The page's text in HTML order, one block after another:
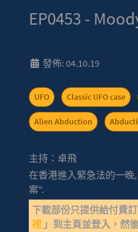
EP0453 -
發佈: 04.10.19
UFO Classic UFO case
Alien Abduction
主持：卓飛
在香港進入緊急法的一晚
案".
下載部份只提供給付費
裡 」到主頁並登入，然